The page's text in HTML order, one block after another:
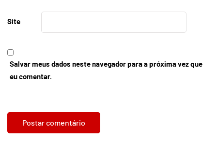
Site
Salvar meus dados neste navegador para a próxima vez que
eu comentar.